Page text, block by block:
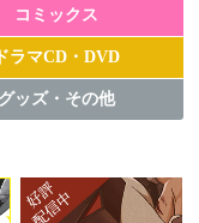
コミックス
ドラマCD・DVD
グッズ・その他